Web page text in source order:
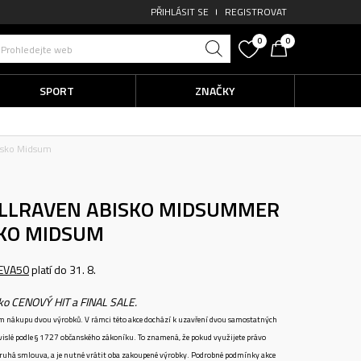
PŘIHLÁSIT SE REGISTROVAT
Prohledejte web
0 0
SPORT ZNAČKY
Midsum
ABISKO MIDSUMMER
MIDSUM
platí do 31. 8.
HIT a FINAL SALE.
nákupu dvou výrobků. V rámci této akce dochází k uzavření dvou samostatných
podle § 1727 občanského zákoníku. To znamená, že pokud využijete právo
smlouva, a je nutné vrátit oba zakoupené výrobky. Podrobné podmínky akce